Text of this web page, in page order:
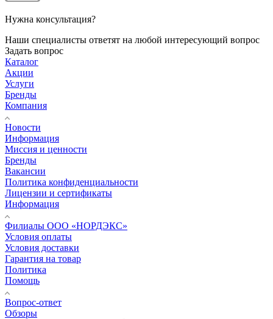
Нужна консультация?
Наши специалисты ответят на любой интересующий вопрос
Задать вопрос
Каталог
Акции
Услуги
Бренды
Компания
Новости
Информация
Миссия и ценности
Бренды
Вакансии
Политика конфиденциальности
Лицензии и сертификаты
Информация
Филиалы ООО «НОРДЭКС»
Условия оплаты
Условия доставки
Гарантия на товар
Политика
Помощь
Вопрос-ответ
Обзоры